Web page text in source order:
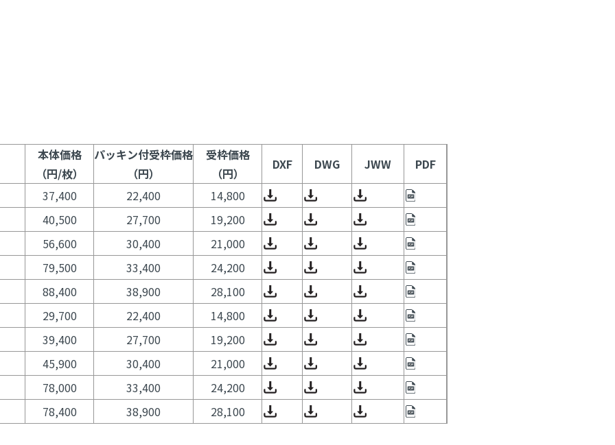
本体価格
（円/枚）
パッキン付受枠価格
（円）
受枠価格
（円）
DXF DWG JWW
PDF
37,400
22,400
14,800
40,500
27,700
19,200
56,600
30,400
21,000
79,500
33,400
24,200
88,400
38,900
28,100
29,700
22,400
14,800
39,400
27,700
19,200
45,900
30,400
21,000
78,000
33,400
24,200
78,400
38,900 28,100